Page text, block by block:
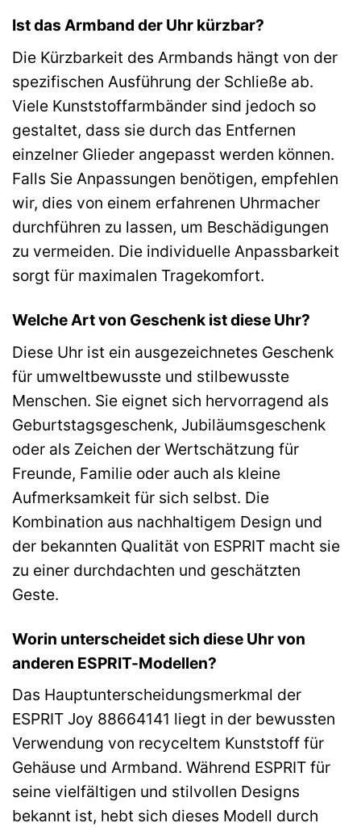
Ist das Armband der Uhr kürzbar?
Die Kürzbarkeit des Armbands hängt von der
spezifischen Ausführung der Schließe ab.
Viele Kunststoffarmbänder sind jedoch so
gestaltet, dass sie durch das Entfernen
einzelner Glieder angepasst werden können.
Falls Sie Anpassungen benötigen, empfehlen
wir, dies von einem erfahrenen Uhrmacher
durchführen zu lassen, um Beschädigungen
zu vermeiden. Die individuelle Anpassbarkeit
sorgt für maximalen Tragekomfort.
Welche Art von Geschenk ist diese Uhr?
Diese Uhr ist ein ausgezeichnetes Geschenk
für umweltbewusste und stilbewusste
Menschen. Sie eignet sich hervorragend als
Geburtstagsgeschenk, Jubiläumsgeschenk
oder als Zeichen der Wertschätzung für
Freunde, Familie oder auch als kleine
Aufmerksamkeit für sich selbst. Die
Kombination aus nachhaltigem Design und
der bekannten Qualität von ESPRIT macht sie
zu einer durchdachten und geschätzten
Geste.
Worin unterscheidet sich diese Uhr von
anderen ESPRIT-Modellen?
Das Hauptunterscheidungsmerkmal der
ESPRIT Joy 88664141 liegt in der bewussten
Verwendung von recyceltem Kunststoff für
Gehäuse und Armband. Während ESPRIT für
seine vielfältigen und stilvollen Designs
bekannt ist, hebt sich dieses Modell durch